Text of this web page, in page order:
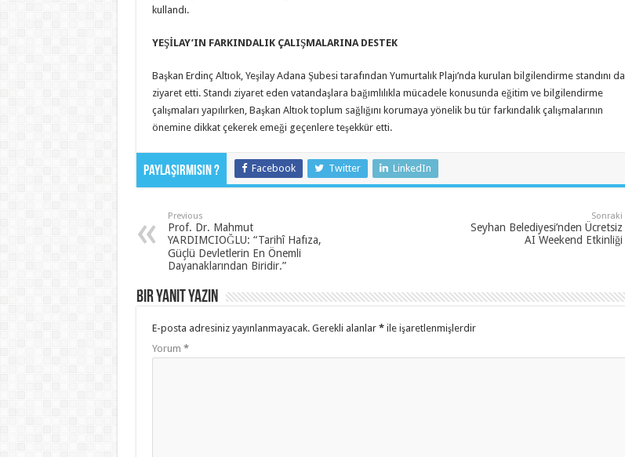
kullandı.
YEŞİLAY’IN FARKINDALIK ÇALIŞMALARINA DESTEK
Başkan Erdinç Altıok, Yeşilay Adana Şubesi tarafından Yumurtalık Plajı’nda kurulan bilgilendirme standını da
ziyaret etti. Standı ziyaret eden vatandaşlara bağımlılıkla mücadele konusunda eğitim ve bilgilendirme
çalışmaları yapılırken, Başkan Altıok toplum sağlığını korumaya yönelik bu tür farkındalık çalışmalarının
önemine dikkat çekerek emeği geçenlere teşekkür etti.
Paylaşırmısın ? Facebook Twitter LinkedIn
Previous
Prof. Dr. Mahmut
YARDIMCIOĞLU: “Tarihî Hafıza,
Güçlü Devletlerin En Önemli
Dayanaklarından Biridir.”
Sonraki
Seyhan Belediyesi’nden Ücretsiz
AI Weekend Etkinliği
Bir yanıt yazın
E-posta adresiniz yayınlanmayacak. Gerekli alanlar *ile işaretlenmişlerdir
Yorum *